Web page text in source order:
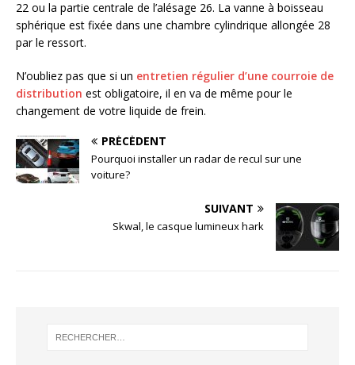
22 ou la partie centrale de l’alésage 26. La vanne à boisseau
sphérique est fixée dans une chambre cylindrique allongée 28
par le ressort.
N’oubliez pas que si un entretien régulier d’une courroie de
distribution est obligatoire, il en va de même pour le
changement de votre liquide de frein.
PRÉCÉDENT
Pourquoi installer un radar de recul sur une
voiture?
SUIVANT
Skwal, le casque lumineux hark